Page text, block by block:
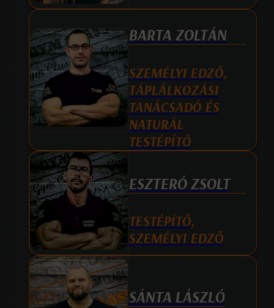
BARTA ZOLTÁN
SZEMÉLYI EDZŐ,
TÁPLÁLKOZÁSI
TANÁCSADÓ ÉS
NATURÁL
TESTÉPÍTŐ
ESZTERÓ ZSOLT
TESTÉPÍTŐ,
SZEMÉLYI EDZŐ
SÁNTA LÁSZLÓ